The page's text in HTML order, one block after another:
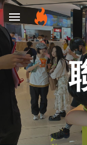
Skip to main